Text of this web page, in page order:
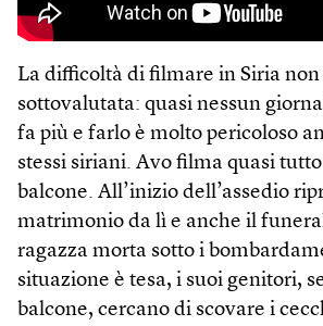
La difficoltà di filmare in Siria non
sottovalutata: quasi nessun
fa più e farlo è molto pericoloso
stessi siriani. Avo filma quasi
balcone. All’inizio dell’assedio
matrimonio da lì e anche il
ragazza morta sotto i
situazione è tesa, i suoi genitori,
balcone, cercano di scovare i